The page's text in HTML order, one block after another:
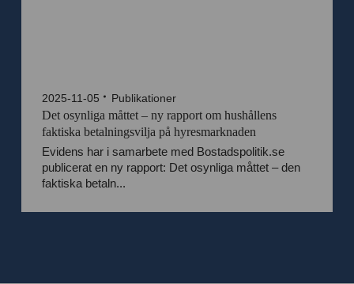
2025-11-05 Publikationer
Det osynliga måttet – ny rapport om hushållens
faktiska betalningsvilja på hyresmarknaden
Evidens har i samarbete med Bostadspolitik.se
publicerat en ny rapport: Det osynliga måttet – den
faktiska betaln...